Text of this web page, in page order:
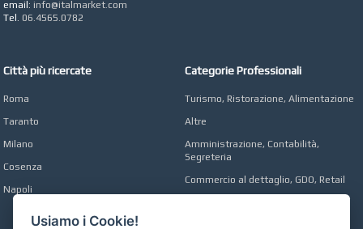
email: info@italmarket.com
Tel. 06.4565.0782
Città più ricercate
Roma
Taranto
Milano
Cosenza
Napoli
Categorie Professionali
Turismo, Ristorazione, Alimentazione
Altre
Amministrazione, Contabilità,
Segreteria
Commercio al dettaglio, GDO, Retail
Usiamo i Cookie!